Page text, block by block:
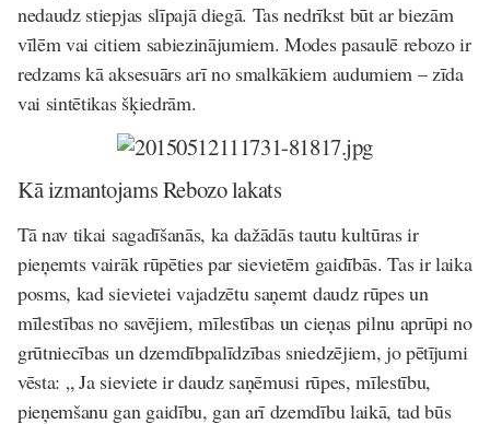
nedaudz stiepjas slīpajā diegā. Tas nedrīkst būt ar biezām
vīlēm vai citiem sabiezinājumiem. Modes pasaulē rebozo ir
redzams kā aksesuārs arī no smalkākiem audumiem – zīda
vai sintētikas šķiedrām.
Kā izmantojams Rebozo lakats
Tā nav tikai sagadīšanās, ka dažādās tautu kultūras ir
pieņemts vairāk rūpēties par sievietēm gaidībās. Tas ir laika
posms, kad sievietei vajadzētu saņemt daudz rūpes un
mīlestības no savējiem, mīlestības un cieņas pilnu aprūpi no
grūtniecības un dzemdībpalīdzības sniedzējiem, jo pētījumi
vēsta: „ Ja sieviete ir daudz saņēmusi rūpes, mīlestību,
pieņemšanu gan gaidību, gan arī dzemdību laikā, tad būs